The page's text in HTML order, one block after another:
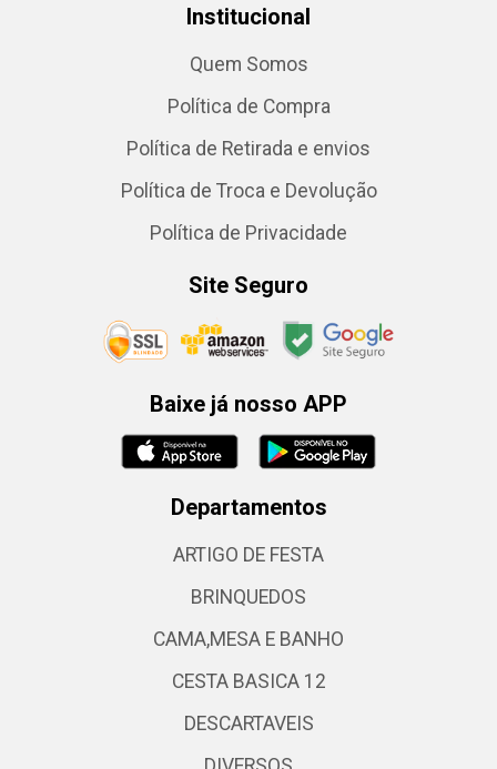
Institucional
Quem Somos
Política de Compra
Política de Retirada e envios
Política de Troca e Devolução
Política de Privacidade
Site Seguro
Baixe já nosso APP
Departamentos
ARTIGO DE FESTA
BRINQUEDOS
CAMA,MESA E BANHO
CESTA BASICA 12
DESCARTAVEIS